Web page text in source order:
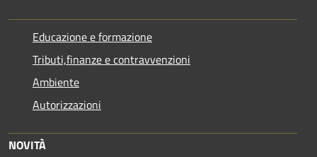
Educazione e formazione
Tributi,finanze e contravvenzioni
Ambiente
Autorizzazioni
NOVITÀ